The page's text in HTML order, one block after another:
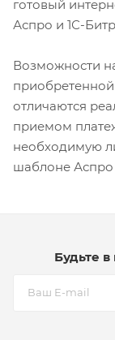
готовый
Аспро и 1С-
Возможности
отличаются
приемом
необходимую
шаблоне Аспро
Будьте